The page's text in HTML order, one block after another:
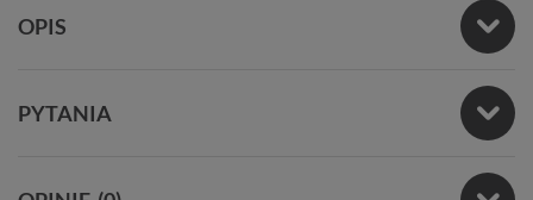
OPIS
PYTANIA